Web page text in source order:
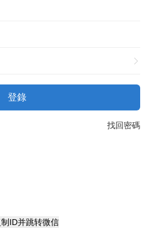
登錄
找回密碼
ID并跳转微信